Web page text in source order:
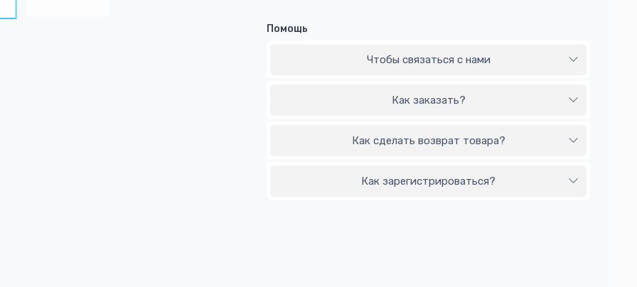
Помощь
Чтобы связаться с нами
Как заказать?
Как сделать возврат товара?
Как зарегистрироваться?